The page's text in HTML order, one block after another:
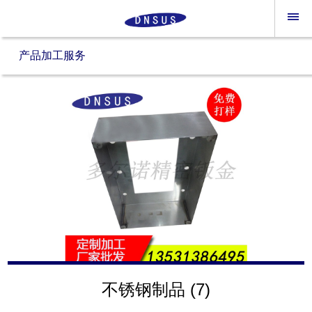
产品加工服务
不锈钢制品 (7)